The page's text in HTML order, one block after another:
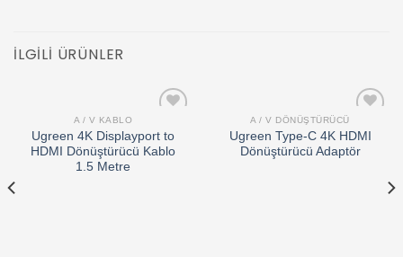
İLGILI ÜRÜNLER
wishlist
A / V KABLO
Ugreen 4K Displayport to
HDMI Dönüştürücü Kablo
1.5 Metre
wishlist
A / V DÖNÜŞTÜRÜCÜ
Ugreen Type-C 4K HDMI
Dönüştürücü Adaptör